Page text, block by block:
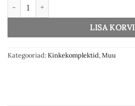
LISA KORVI
Kategooriad:Kinkekomplektid,Muu